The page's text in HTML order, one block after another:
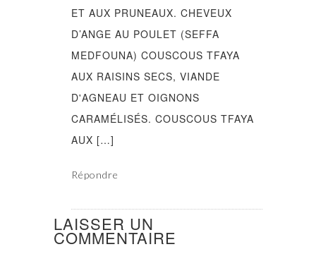
ET AUX PRUNEAUX. CHEVEUX
D’ANGE AU POULET (SEFFA
MEDFOUNA) COUSCOUS TFAYA
AUX RAISINS SECS, VIANDE
D'AGNEAU ET OIGNONS
CARAMÉLISÉS. COUSCOUS TFAYA
AUX […]
Répondre
LAISSER UN
COMMENTAIRE